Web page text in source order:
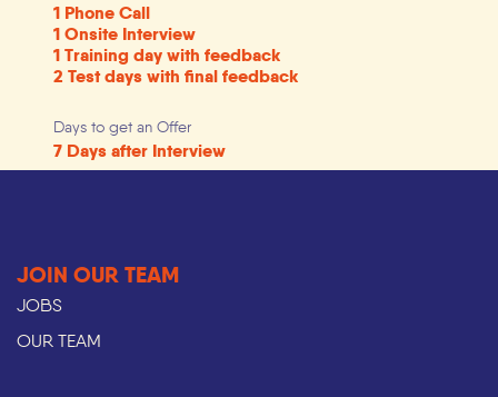
1 Phone Call
1 Onsite Interview
1 Training day with feedback
2 Test days with final feedback
Days to get an Offer
7 Days after Interview
JOIN OUR TEAM
JOBS
OUR TEAM